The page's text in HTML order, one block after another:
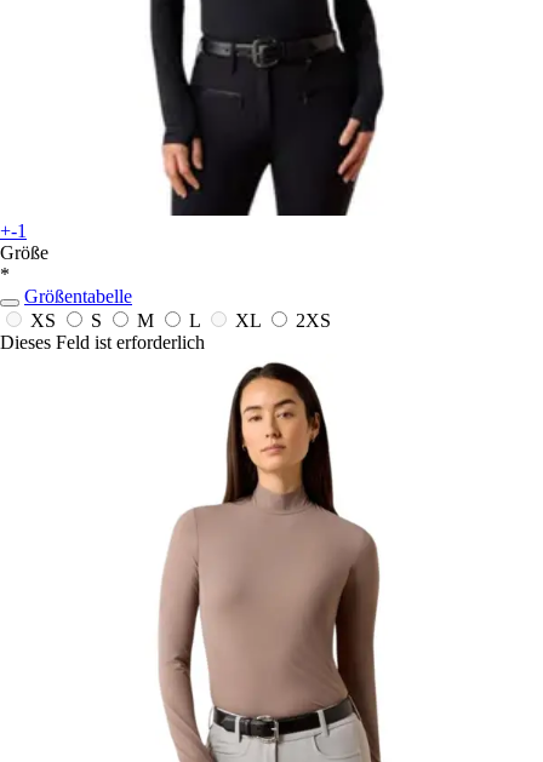
+-1
Größe
*
Größentabelle
XS
S M L XL
2XS
Dieses Feld ist erforderlich